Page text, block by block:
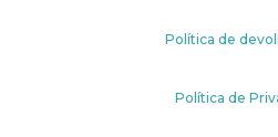
Política de
Política de